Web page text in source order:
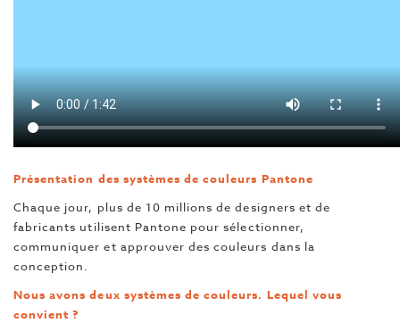
Présentation des systèmes de couleurs Pantone
Chaque jour, plus de 10 millions de designers et de
fabricants utilisent Pantone pour sélectionner,
communiquer et approuver des couleurs dans la
conception.
Nous avons deux systèmes de couleurs. Lequel vous
convient ?